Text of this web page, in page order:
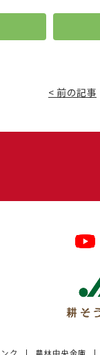
< 前の記事
ク 農林中央金庫